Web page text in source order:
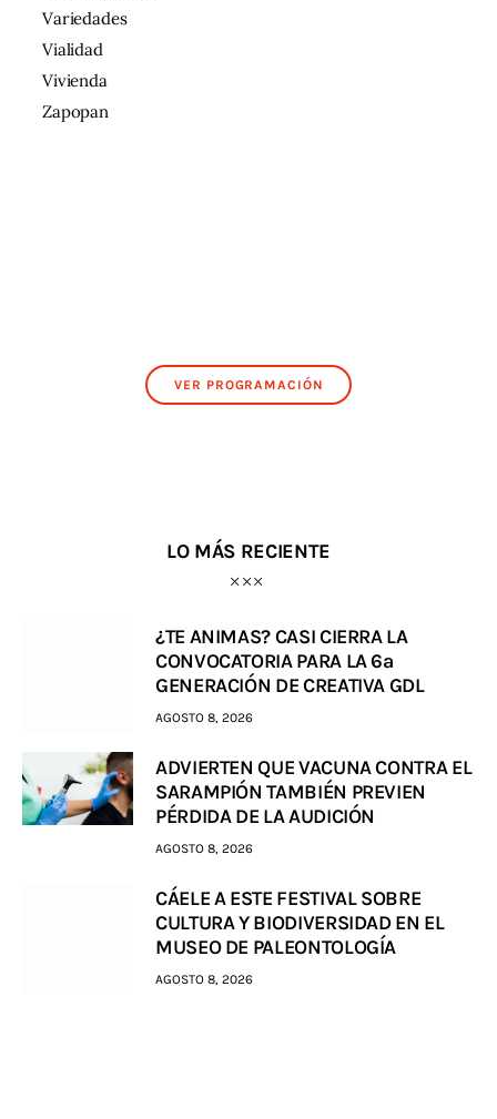
Variedades
Vialidad
Vivienda
Zapopan
VER PROGRAMACIÓN
LO MÁS RECIENTE
¿TE ANIMAS? CASI CIERRA LA
CONVOCATORIA PARA LA 6a
GENERACIÓN DE CREATIVA GDL
AGOSTO 8, 2026
ADVIERTEN QUE VACUNA CONTRA EL
SARAMPIÓN TAMBIÉN PREVIEN
PÉRDIDA DE LA AUDICIÓN
AGOSTO 8, 2026
CÁELE A ESTE FESTIVAL SOBRE
CULTURA Y BIODIVERSIDAD EN EL
MUSEO DE PALEONTOLOGÍA
AGOSTO 8, 2026